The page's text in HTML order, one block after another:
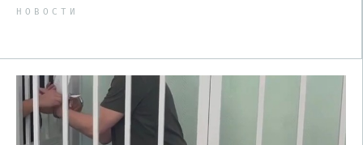
НОВОСТИ